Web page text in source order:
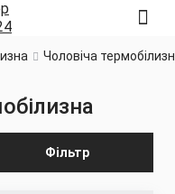
Чоловіча
Фільтр